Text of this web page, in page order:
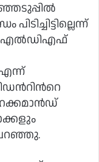
എൽഡിഎഫ്
എന്ന്